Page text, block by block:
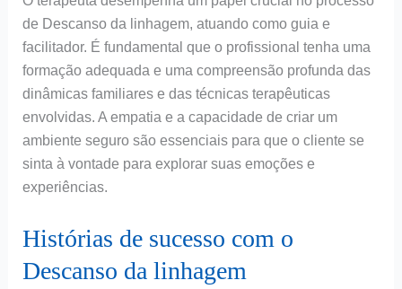
de Descanso da linhagem, atuando como guia e
facilitador. É fundamental que o profissional tenha uma
formação adequada e uma compreensão profunda das
dinâmicas familiares e das técnicas terapêuticas
envolvidas. A empatia e a capacidade de criar um
ambiente seguro são essenciais para que o cliente se
sinta à vontade para explorar suas emoções e
experiências.
Histórias de sucesso com o
Descanso da linhagem